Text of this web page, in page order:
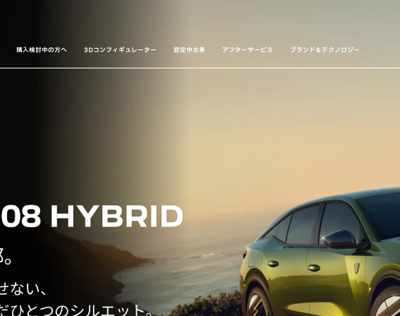
購入検討中の方へ 3Dコンフィギュレーター 認定中古車 アフターサービス ブランド＆テクノロジー